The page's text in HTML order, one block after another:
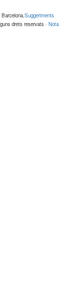
Suggeriments
drets reservats · Nota